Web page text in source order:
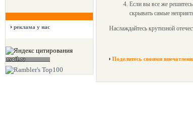
реклама у нас
Если вы все же
скрывать самые
Наслаждайтесь крутизной
Поделитесь своими